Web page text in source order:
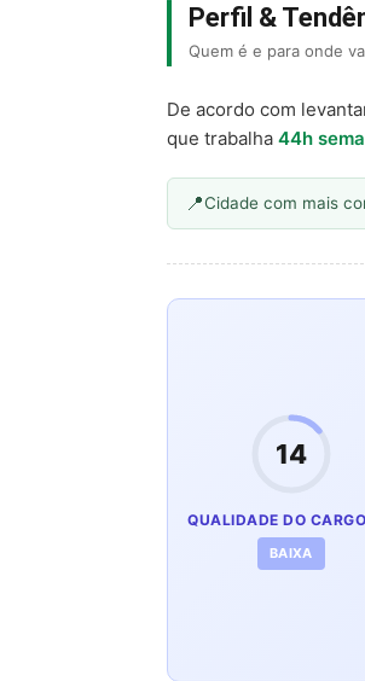
Perfil &
Quem é e para onde
De acordo com
que trabalha 44h
Cidade com mais
14
QUALIDADE DO CARGO
BAIXA